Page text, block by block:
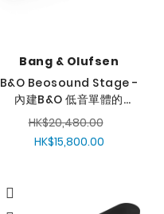
Bang & Olufsen
B&O Beosound Stage -
內建B&O 低音單體的
soundbar
HK$15,800.00
HK$20,480.00